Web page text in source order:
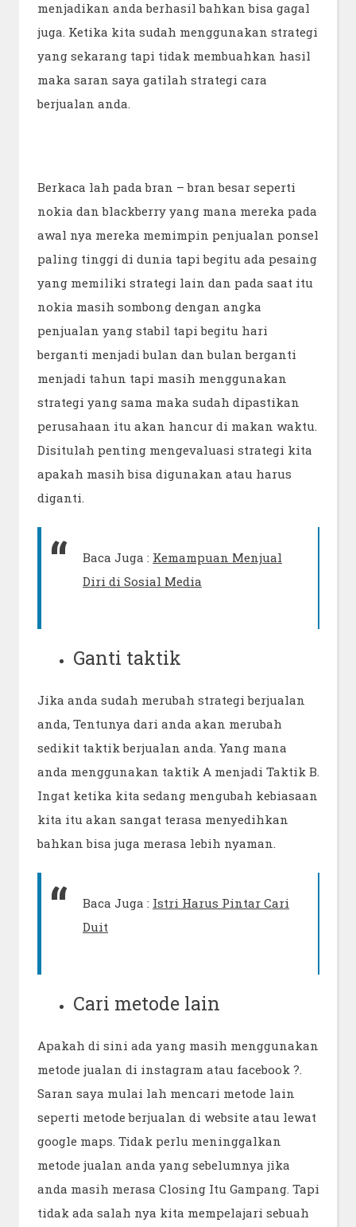
menjadikan anda berhasil bahkan bisa gagal
juga. Ketika kita sudah menggunakan strategi
yang sekarang tapi tidak membuahkan hasil
maka saran saya gatilah strategi cara
berjualan anda.
Berkaca lah pada bran – bran besar seperti
nokia dan blackberry yang mana mereka pada
awal nya mereka memimpin penjualan ponsel
paling tinggi di dunia tapi begitu ada pesaing
yang memiliki strategi lain dan pada saat itu
nokia masih sombong dengan angka
penjualan yang stabil tapi begitu hari
berganti menjadi bulan dan bulan berganti
menjadi tahun tapi masih menggunakan
strategi yang sama maka sudah dipastikan
perusahaan itu akan hancur di makan waktu.
Disitulah penting mengevaluasi strategi kita
apakah masih bisa digunakan atau harus
diganti.
Baca Juga : Kemampuan Menjual
Diri di Sosial Media
Ganti taktik
Jika anda sudah merubah strategi berjualan
anda, Tentunya dari anda akan merubah
sedikit taktik berjualan anda. Yang mana
anda menggunakan taktik A menjadi Taktik B.
Ingat ketika kita sedang mengubah kebiasaan
kita itu akan sangat terasa menyedihkan
bahkan bisa juga merasa lebih nyaman.
Baca Juga : Istri Harus Pintar Cari
Duit
Cari metode lain
Apakah di sini ada yang masih menggunakan
metode jualan di instagram atau facebook ?.
Saran saya mulai lah mencari metode lain
seperti metode berjualan di website atau lewat
google maps. Tidak perlu meninggalkan
metode jualan anda yang sebelumnya jika
anda masih merasa Closing Itu Gampang. Tapi
tidak ada salah nya kita mempelajari sebuah